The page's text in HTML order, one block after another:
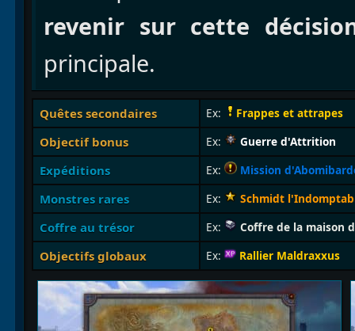
revenir sur cette
principale.
Quêtes secondaires Ex: Frappes et attrapes
Objectif bonus Ex: Guerre d'Attrition
Expéditions Ex: Mission
Monstres rares Ex: Schmidt
Coffre au trésor Ex: Coffre de la maison
Objectifs globaux Ex: Rallier Maldraxxus